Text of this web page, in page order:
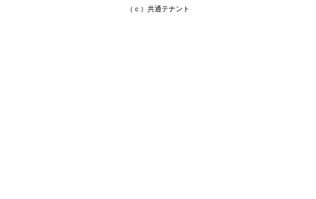
（ｃ）共通テナント